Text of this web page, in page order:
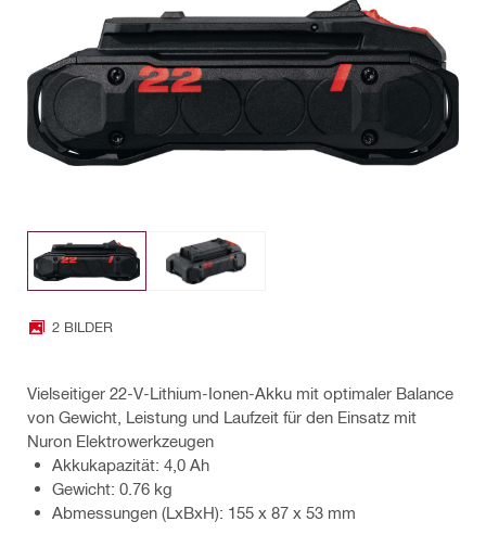
2 BILDER
Vielseitiger 22-V-Lithium-Ionen-Akku mit optimaler Balance
von Gewicht, Leistung und Laufzeit für den Einsatz mit
Nuron Elektrowerkzeugen
Akkukapazität: 4,0 Ah
Gewicht: 0.76 kg
Abmessungen (LxBxH): 155 x 87 x 53 mm